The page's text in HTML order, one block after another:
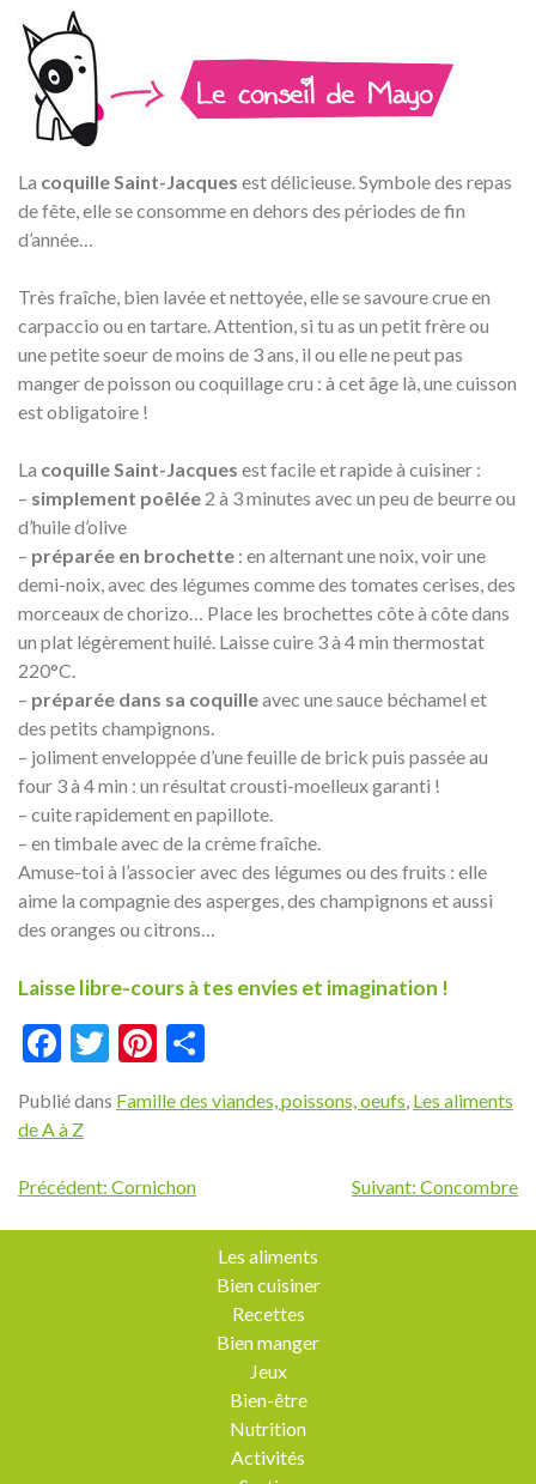
La coquille Saint-Jacques est délicieuse. Symbole des repas
de fête, elle se consomme en dehors des périodes de fin
d’année…
Très fraîche, bien lavée et nettoyée, elle se savoure crue en
carpaccio ou en tartare. Attention, si tu as un petit frère ou
une petite soeur de moins de 3 ans, il ou elle ne peut pas
manger de poisson ou coquillage cru : à cet âge là, une cuisson
est obligatoire !
La coquille Saint-Jacques est facile et rapide à cuisiner :
– simplement poêlée 2 à 3 minutes avec un peu de beurre ou
d’huile d’olive
– préparée en brochette : en alternant une noix, voir une
demi-noix, avec des légumes comme des tomates cerises, des
morceaux de chorizo… Place les brochettes côte à côte dans
un plat légèrement huilé. Laisse cuire 3 à 4 min thermostat
220°C.
– préparée dans sa coquilleavec une sauce béchamel et
des petits champignons.
– joliment enveloppée d’une feuille de brick puis passée au
four 3 à 4 min : un résultat crousti-moelleux garanti !
– cuite rapidement en papillote.
– en timbale avec de la crème fraîche.
Amuse-toi à l’associer avec des légumes ou des fruits : elle
aime la compagnie des asperges, des champignons et aussi
des oranges ou citrons…
Laisse libre-cours à tes envies et imagination !
Facebook
TwitterPinterest
Publié dans Famille des viandes, poissons, oeufs, Les aliments
de A à Z
Navigation
Précédent: Cornichon Suivant: Concombre
Les aliments
Bien cuisiner
Recettes
Bien manger
Jeux
Bien-être
Nutrition
Activités